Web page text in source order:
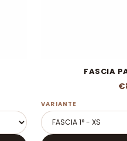
FASCIA
VARIANTE